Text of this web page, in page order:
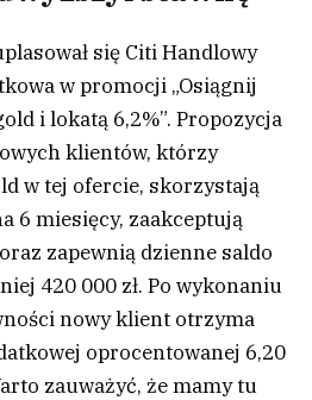
się Citi Handlowy
w promocji „Osiągnij
i lokatą 6,2%”. Propozycja
klientów, którzy
w tej ofercie, skorzystają
6 miesięcy, zaakceptują
zapewnią dzienne saldo
420 000 zł. Po wykonaniu
nowy klient otrzyma
oprocentowanej 6,20
zauważyć, że mamy tu